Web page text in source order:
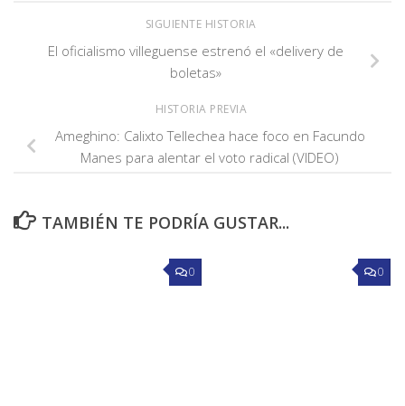
SIGUIENTE HISTORIA
El oficialismo villeguense estrenó el «delivery de
boletas»
HISTORIA PREVIA
Ameghino: Calixto Tellechea hace foco en Facundo
Manes para alentar el voto radical (VIDEO)
TAMBIÉN TE PODRÍA GUSTAR...
0 0